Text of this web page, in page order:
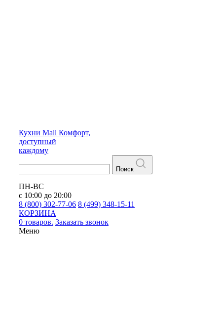
Кухни Mall Комфорт,
доступный
каждому
Поиск
ПН-ВС
с 10:00 до 20:00
8 (800) 302-77-06 8 (499) 348-15-11
КОРЗИНА
0 товаров. Заказать звонок
Меню